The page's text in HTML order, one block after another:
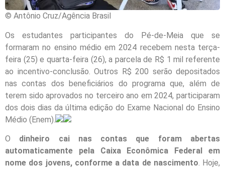
© Antônio Cruz/Agência Brasil
Os estudantes participantes do Pé-de-Meia que se
formaram no ensino médio em 2024 recebem nesta terça-
feira (25) e quarta-feira (26), a parcela de R$ 1 mil referente
ao incentivo-conclusão. Outros R$ 200 serão depositados
nas contas dos beneficiários do programa que, além de
terem sido aprovados no terceiro ano em 2024, participaram
dos dois dias da última edição do Exame Nacional do Ensino
Médio (Enem).
O dinheiro cai nas contas que foram abertas
automaticamente pela Caixa Econômica Federal em
nome dos jovens, conforme a data de nascimento. Hoje,